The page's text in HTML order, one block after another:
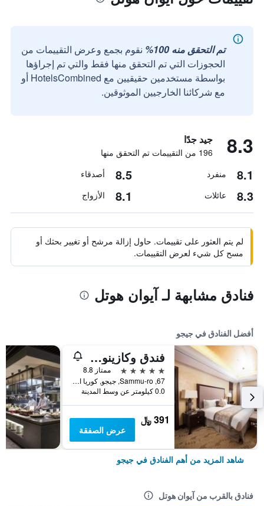
تم التحقق منه 100%
نقوم بجمع وعرض التقييمات من
الحجوزات التي تم التحقق منها فقط والتي تم إجراؤها
بواسطة مستخدمين حقيقيين مع HotelsCombined أو
مع شركائنا الخارجيين الموثوقين.
8.3 جيد جدًا
196 من التقييمات تم التحقق منها
8.1 منفرد 8.5 أصدقاء
8.3 عائلات 8.1 الأزواج
لم يتم العثور على تقييمات. حاول إزالة مرشح أو تغيير بحثك أو
مسح كل شيء لعرض التقييمات.
فنادق مشابهة لـ آيوان هوتل
أفضل الفنادق في جيجو
فندق وكازينو جيجو صن
5 نجوم
ممتاز 8.8
67, Sammu-ro, جيجو, كوريا الجنوبية
0.0 كيلومتر عن وسط المدينة
391 ﷼
عرض الصفقة
شاهد المزيد من أهم الفنادق في جيجو
فنادق بالقرب من آيوان هوتل